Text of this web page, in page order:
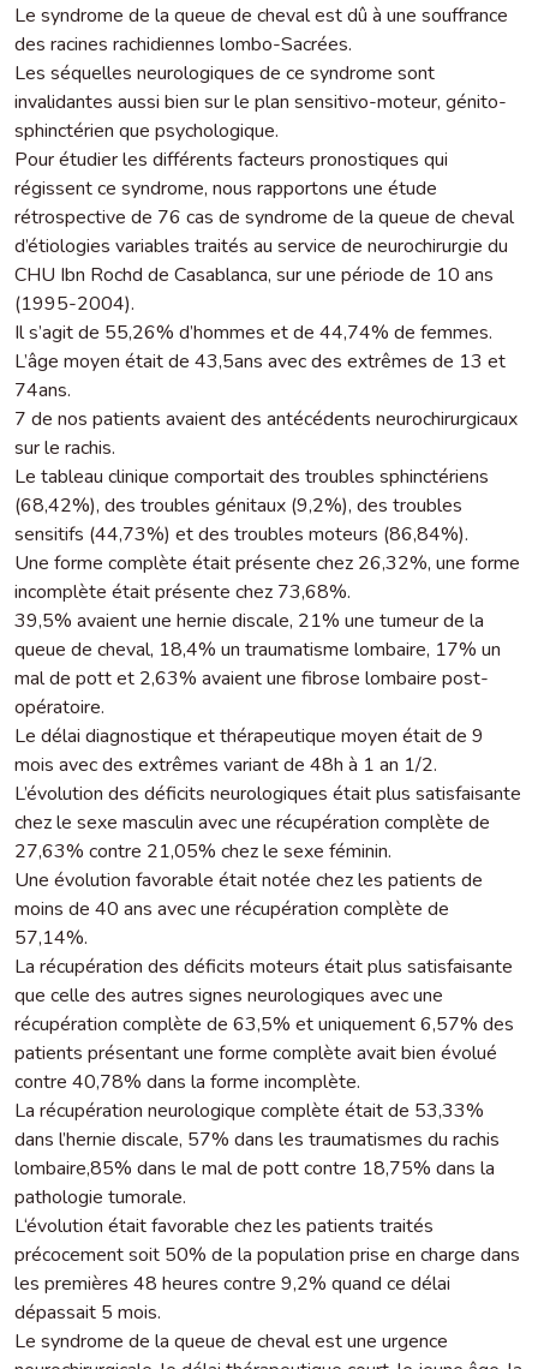
Le syndrome de la queue de cheval est dû à une souffrance
des racines rachidiennes lombo-Sacrées.
Les séquelles neurologiques de ce syndrome sont
invalidantes aussi bien sur le plan sensitivo-moteur, génito-
sphinctérien que psychologique.
Pour étudier les différents facteurs pronostiques qui
régissent ce syndrome, nous rapportons une étude
rétrospective de 76 cas de syndrome de la queue de cheval
d’étiologies variables traités au service de neurochirurgie du
CHU Ibn Rochd de Casablanca, sur une période de 10 ans
(1995-2004).
Il s’agit de 55,26% d’hommes et de 44,74% de femmes.
L’âge moyen était de 43,5ans avec des extrêmes de 13 et
74ans.
7 de nos patients avaient des antécédents neurochirurgicaux
sur le rachis.
Le tableau clinique comportait des troubles sphinctériens
(68,42%), des troubles génitaux (9,2%), des troubles
sensitifs (44,73%) et des troubles moteurs (86,84%).
Une forme complète était présente chez 26,32%, une forme
incomplète était présente chez 73,68%.
39,5% avaient une hernie discale, 21% une tumeur de la
queue de cheval, 18,4% un traumatisme lombaire, 17% un
mal de pott et 2,63% avaient une fibrose lombaire post-
opératoire.
Le délai diagnostique et thérapeutique moyen était de 9
mois avec des extrêmes variant de 48h à 1 an 1/2.
L’évolution des déficits neurologiques était plus satisfaisante
chez le sexe masculin avec une récupération complète de
27,63% contre 21,05% chez le sexe féminin.
Une évolution favorable était notée chez les patients de
moins de 40 ans avec une récupération complète de
57,14%.
La récupération des déficits moteurs était plus satisfaisante
que celle des autres signes neurologiques avec une
récupération complète de 63,5% et uniquement 6,57% des
patients présentant une forme complète avait bien évolué
contre 40,78% dans la forme incomplète.
La récupération neurologique complète était de 53,33%
dans l’hernie discale, 57% dans les traumatismes du rachis
lombaire,85% dans le mal de pott contre 18,75% dans la
pathologie tumorale.
L‘évolution était favorable chez les patients traités
précocement soit 50% de la population prise en charge dans
les premières 48 heures contre 9,2% quand ce délai
dépassait 5 mois.
Le syndrome de la queue de cheval est une urgence